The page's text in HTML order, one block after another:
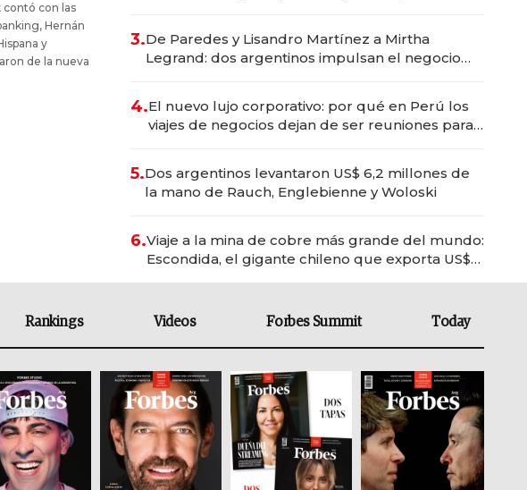
contó con las
Hernán
y
de la nueva
3.De Paredes y Lisandro Martínez a Mirtha
Legrand: dos argentinos impulsan el negocio
4.El nuevo lujo corporativo: por qué en Perú los
viajes de negocios dejan de ser reuniones para
5.Dos argentinos levantaron US$ 6,2 millones de
la mano de Rauch, Englebienne y Woloski
6.Viaje a la mina de cobre más grande del mundo:
Escondida, el gigante chileno que exporta US$
Rankings Videos Forbes Summit Today